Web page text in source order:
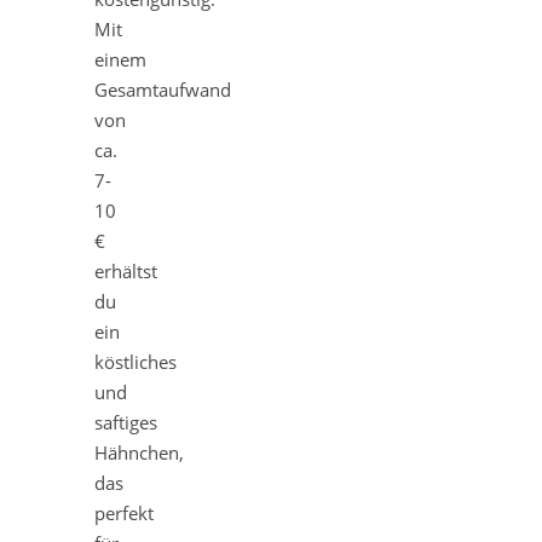
Mit
einem
Gesamtaufwand
von
ca.
7-
10
€
erhältst
du
ein
köstliches
und
saftiges
Hähnchen,
das
perfekt